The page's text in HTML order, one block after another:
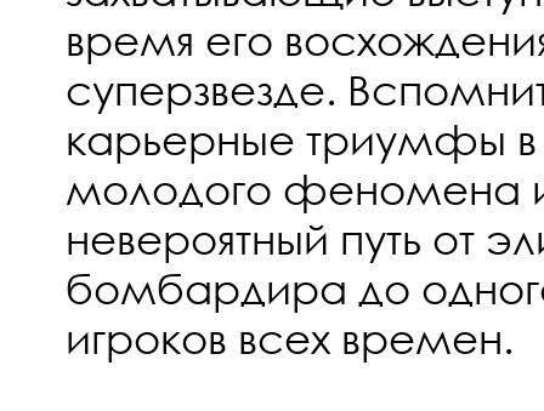
время его
суперзвезде.
карьерные триумфы в
молодого феномена
невероятный путь от
бомбардира до
игроков всех времен.